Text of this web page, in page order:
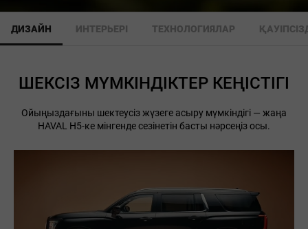
ДИЗАЙН ИНТЕРЬЕРІ ТЕХНОЛОГИЯЛАР
ШЕКСІЗ МҮМКІНДІКТЕР КЕҢІСТІГІ
Ойыңыздағыны шектеусіз жүзеге асыру мүмкіндігі — жаңа
HAVAL H5-ке мінгенде сезінетін басты нәрсеңіз осы.